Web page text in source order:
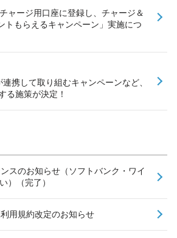
ャージ用口座に登録し、チャージ＆
トもらえるキャンペーン」実施につ
携して取り組むキャンペーンなど、
る施策が決定！
スのお知らせ（ソフトバンク・ワイ
）（完了）
用規約改定のお知らせ